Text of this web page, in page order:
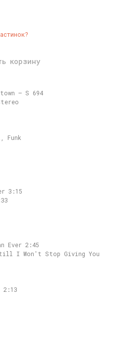
корзину
‎– S 694
Funk
3:15
Ever 2:45
I Won't Stop Giving You
2:13